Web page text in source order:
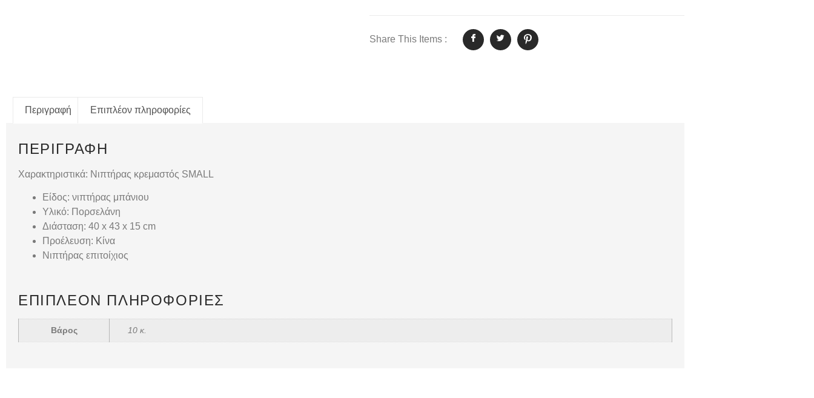
Share This Items :
Περιγραφή Επιπλέον πληροφορίες
ΠΕΡΙΓΡΑΦΉ
Χαρακτηριστικά: Νιπτήρας κρεμαστός SMALL
Είδος: νιπτήρας μπάνιου
Υλικό: Πορσελάνη
Διάσταση: 40 x 43 x 15 cm
Προέλευση: Κίνα
Νιπτήρας επιτοίχιος
ΕΠΙΠΛΈΟΝ ΠΛΗΡΟΦΟΡΊΕΣ
Βάρος 10 κ.